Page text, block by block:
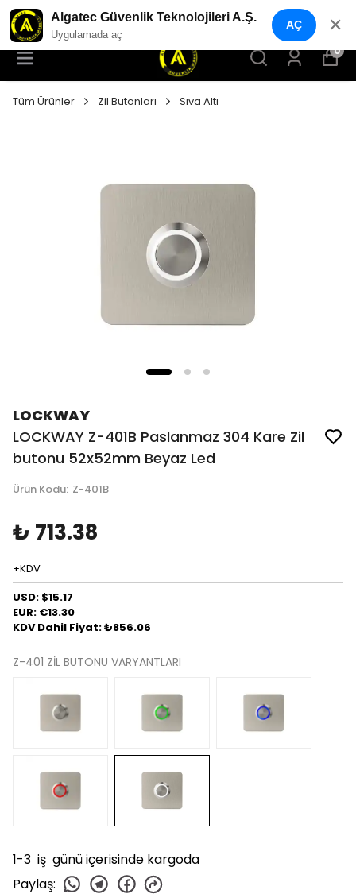
YENI NESIL GÜVENLIK GEÇIŞ SISTEMLERI
0
Tüm Ürünler Zil Butonları Sıva Altı
LOCKWAY
LOCKWAY Z-401B Paslanmaz 304 Kare Zil
butonu 52x52mm Beyaz Led
Ürün Kodu: Z-401B
₺ 713.38
+KDV
USD: $15.17
EUR: €13.30
KDV Dahil Fiyat: ₺856.06
Z-401 ZİL BUTONU VARYANTLARI
1-3 iş günü içerisinde kargoda
Paylaş:
Algatec Güvenlik Teknolojileri A.Ş.
Uygulamada aç
AÇ ✕